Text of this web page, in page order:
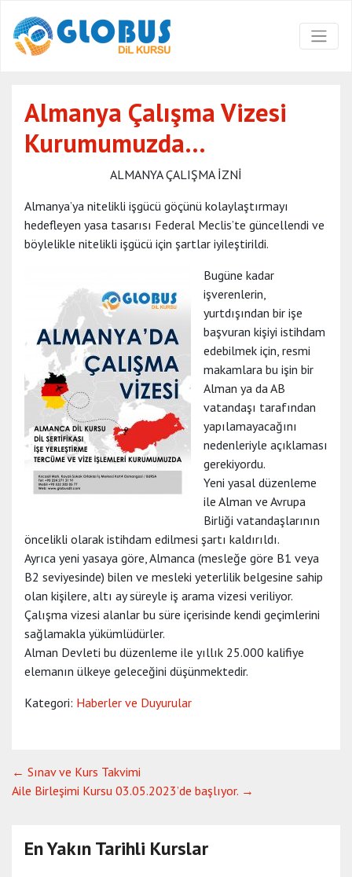
Almanya Çalışma Vizesi
Kurumumuzda…
ALMANYA ÇALIŞMA İZNİ
Almanya’ya nitelikli işgücü göçünü kolaylaştırmayı
hedefleyen yasa tasarısı Federal Meclis’te güncellendi ve
böylelikle nitelikli işgücü için şartlar iyileştirildi.
Bugüne kadar
işverenlerin,
yurtdışından bir işe
başvuran kişiyi istihdam
edebilmek için, resmi
makamlara bu işin bir
Alman ya da AB
vatandaşı tarafından
yapılamayacağını
nedenleriyle açıklaması
gerekiyordu.
Yeni yasal düzenleme
ile Alman ve Avrupa
Birliği vatandaşlarının
öncelikli olarak istihdam edilmesi şartı kaldırıldı.
Ayrıca yeni yasaya göre, Almanca (mesleğe göre B1 veya
B2 seviyesinde) bilen ve mesleki yeterlilik belgesine sahip
olan kişilere, altı ay süreyle iş arama vizesi veriliyor.
Çalışma vizesi alanlar bu süre içerisinde kendi geçimlerini
sağlamakla yükümlüdürler.
Alman Devleti bu düzenleme ile yıllık 25.000 kalifiye
elemanın ülkeye geleceğini düşünmektedir.
Kategori: Haberler ve Duyurular
Yazı
gezinmesi
← Sınav ve Kurs Takvimi
Aile Birleşimi Kursu 03.05.2023’de başlıyor. →
En Yakın Tarihli Kurslar